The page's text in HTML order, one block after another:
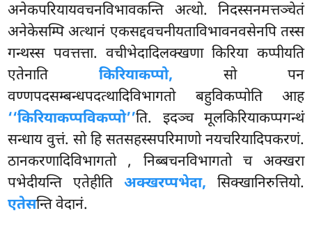
अनेकपरियायवचनविभावकन्ति अत्थो. निदस्सनमत्तञ्चेतं
अनेकेसम्पि अत्थानं एकसद्दवचनीयताविभावनवसेनपि तस्स
गन्थस्स पवत्तत्ता. वचीभेदादिलक्खणा किरिया कप्पीयति
एतेनातिकिरियाकप्पो, सो पन
वण्णपदसम्बन्धपदत्थादिविभागतो बहुविकप्पोति आह
‘‘किरियाकप्पविकप्पो’’ति. इदञ्च मूलकिरियाकप्पगन्थं
सन्धाय वुत्तं. सो हि सतसहस्सपरिमाणो नयचरियादिपकरणं.
ठानकरणादिविभागतो , निब्बचनविभागतो च अक्खरा
पभेदीयन्ति एतेहीति अक्खरप्पभेदा, सिक्खानिरुत्तियो.
एतेसन्ति वेदानं.